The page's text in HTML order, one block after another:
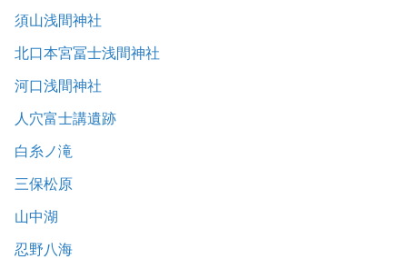
須山浅間神社
北口本宮冨士浅間神社
河口浅間神社
人穴富士講遺跡
白糸ノ滝
三保松原
山中湖
忍野八海